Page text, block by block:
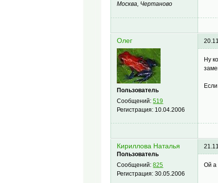
Москва, Чертаново
Олег
Пользователь
Сообщений:519
Регистрация: 10.04.2006
Ну
Кириллова Наталья
Пользователь
Сообщений:825
Регистрация:30.05.2006
Ой а